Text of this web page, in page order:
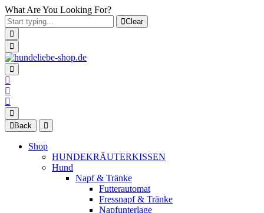
What Are You Looking For?
Clear
Back
Shop
HUNDEKRÄUTERKISSEN
Hund
Napf & Tränke
Futterautomat
Fressnapf & Tränke
Napfunterlage